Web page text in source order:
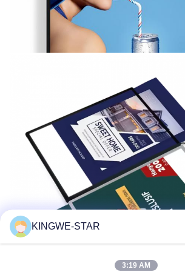
KINGWE-STAR
3:19 AM